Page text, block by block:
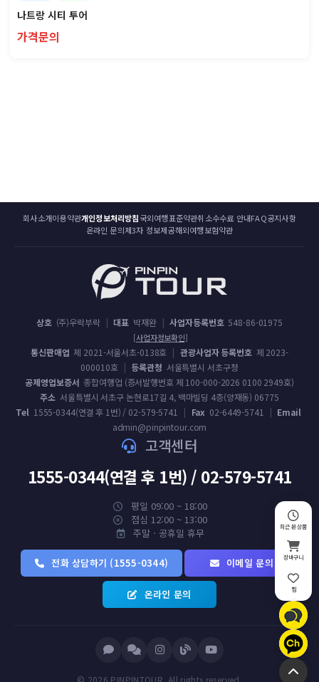
나트랑 시티 투어
가격문의
회사소개이용약관개인정보처리방침국외여행표준약관취소수수료 안내FAQ공지사항
온라인 문의제3자 정보제공해외여행보험약관
상호 (주)우락부락 | 대표 박재완 | 사업자등록번호 548-86-01975
[사업자정보확인]
통신판매업 제 2021-서울서초-0138호 | 관광사업자 등록번호 제 2023-
000010호 | 등록관청 서울특별시 서초구청
공제영업보증서 종합여행업 (증서발행번호 제 100-000-2026 0100 2949호)
주소 서울특별시 서초구 논현로17길 4, 백마빌딩 4층(양재동) 06775
Tel 1555-0344(연결 후 1번) / 02-579-5741 | Fax 02-6449-5741 | Email
admin@pinpintour.com
고객센터
1555-0344(연결 후 1번) / 02-579-5741
평일 09:00 ~ 18:00
점심 12:00 ~ 13:00
주말 · 공휴일 휴무
전화 상담하기 (1555-0344) 이메일 문의
온라인 문의
© 2026 PINPINTOUR. All rights reserved.
최근 본 상품
장바구니
찜